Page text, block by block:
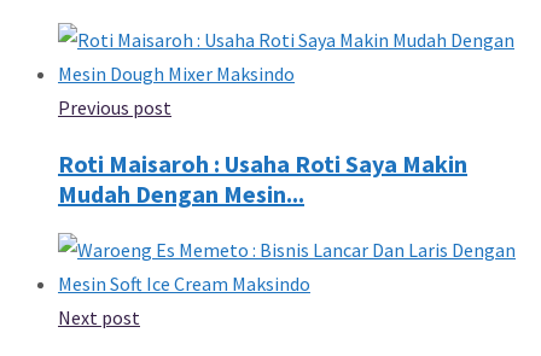
Previous post
Roti Maisaroh : Usaha Roti Saya Makin
Mudah Dengan Mesin...
Next post